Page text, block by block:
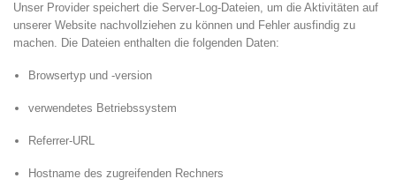
Unser Provider speichert die Server-Log-Dateien, um die Aktivitäten auf
unserer Website nachvollziehen zu können und Fehler ausfindig zu
machen. Die Dateien enthalten die folgenden Daten:
Browsertyp und -version
verwendetes Betriebssystem
Referrer-URL
Hostname des zugreifenden Rechners